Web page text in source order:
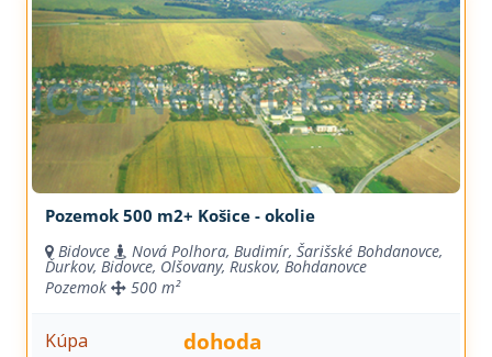
Pozemok 500 m2+ Košice - okolie
Bidovce Nová Polhora, Budimír, Šarišské Bohdanovce,
Ďurkov, Bidovce, Olšovany, Ruskov, Bohdanovce
Pozemok
500 m²
Kúpa dohoda